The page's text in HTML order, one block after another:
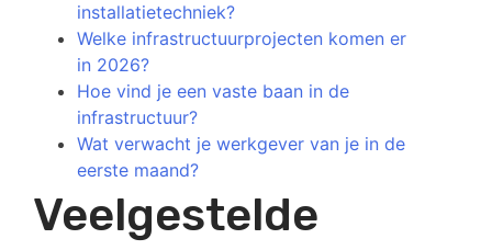
installatietechniek?
Welke infrastructuurprojecten komen er
in 2026?
Hoe vind je een vaste baan in de
infrastructuur?
Wat verwacht je werkgever van je in de
eerste maand?
Veelgestelde